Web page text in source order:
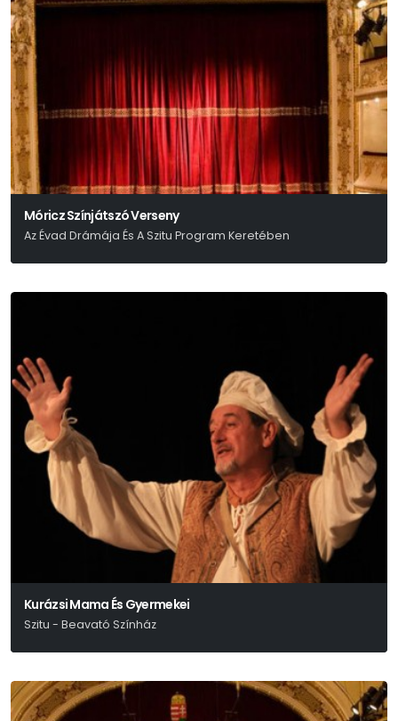
Móricz Színjátszó Verseny
Az Évad Drámája És A Szitu Program Keretében
Kurázsi Mama És Gyermekei
Szitu - Beavató Színház